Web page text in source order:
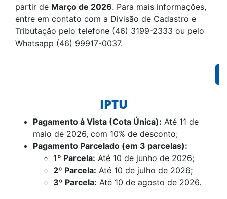
partir de Março de 2026. Para mais informações,
entre em contato com a Divisão de Cadastro e
Tributação pelo telefone (46) 3199-2333 ou pelo
Whatsapp (46) 99917-0037.
IPTU
Pagamento à Vista (Cota Única): Até 11 de
maio de 2026, com 10% de desconto;
Pagamento Parcelado (em 3 parcelas):
1º Parcela: Até 10 de junho de 2026;
2º Parcela: Até 10 de julho de 2026;
3º Parcela: Até 10 de agosto de 2026.